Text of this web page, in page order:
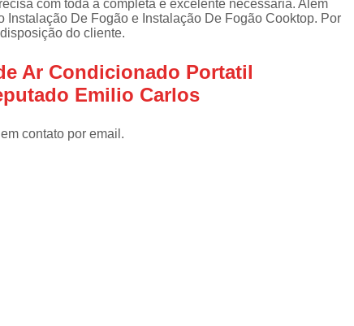
Assistencia Tecnica Refrigerador Electrolux
Assistencia Tecnica Lavadora Secadora
Assistencia Tecnica Maquina Secadora
Assistencia Tecnica
com toda a completa e excelente necessária. Além
De Fogão e Instalação De Fogão Cooktop. Por
do cliente.
Ar Condicionado Portatil
Emilio Carlos
contato por email.